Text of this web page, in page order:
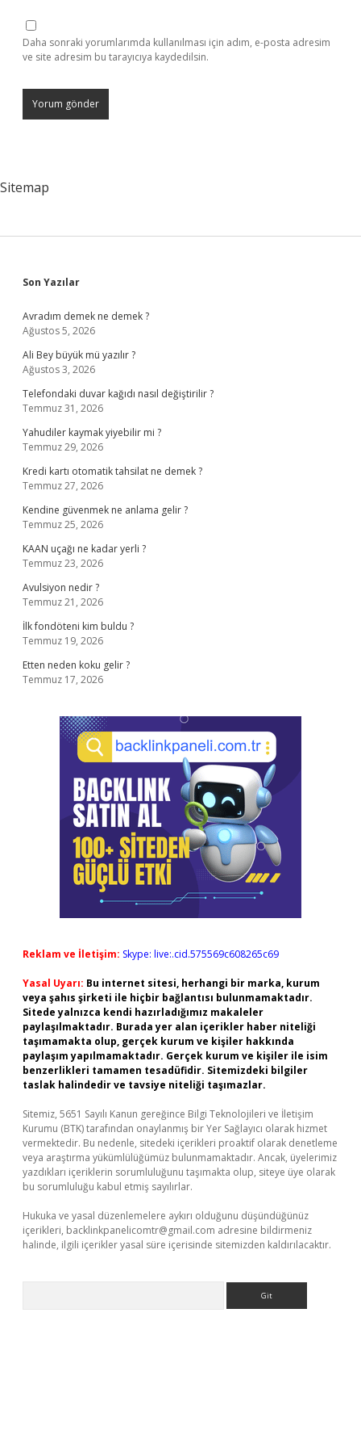
Daha sonraki yorumlarımda kullanılması için adım, e-posta adresim
ve site adresim bu tarayıcıya kaydedilsin.
Sitemap
Sidebar
Son Yazılar
Avradım demek ne demek ?
Ağustos 5, 2026
Ali Bey büyük mü yazılır ?
Ağustos 3, 2026
Telefondaki duvar kağıdı nasıl değiştirilir ?
Temmuz 31, 2026
Yahudiler kaymak yiyebilir mi ?
Temmuz 29, 2026
Kredi kartı otomatik tahsilat ne demek ?
Temmuz 27, 2026
Kendine güvenmek ne anlama gelir ?
Temmuz 25, 2026
KAAN uçağı ne kadar yerli ?
Temmuz 23, 2026
Avulsiyon nedir ?
Temmuz 21, 2026
İlk fondöteni kim buldu ?
Temmuz 19, 2026
Etten neden koku gelir ?
Temmuz 17, 2026
Reklam ve İletişim: Skype: live:.cid.575569c608265c69
Yasal Uyarı: Bu internet sitesi, herhangi bir marka, kurum
veya şahıs şirketi ile hiçbir bağlantısı bulunmamaktadır.
Sitede yalnızca kendi hazırladığımız makaleler
paylaşılmaktadır. Burada yer alan içerikler haber niteliği
taşımamakta olup, gerçek kurum ve kişiler hakkında
paylaşım yapılmamaktadır. Gerçek kurum ve kişiler ile isim
benzerlikleri tamamen tesadüfidir. Sitemizdeki bilgiler
taslak halindedir ve tavsiye niteliği taşımazlar.
Sitemiz, 5651 Sayılı Kanun gereğince Bilgi Teknolojileri ve İletişim
Kurumu (BTK) tarafından onaylanmış bir Yer Sağlayıcı olarak hizmet
vermektedir. Bu nedenle, sitedeki içerikleri proaktif olarak denetleme
veya araştırma yükümlülüğümüz bulunmamaktadır. Ancak, üyelerimiz
yazdıkları içeriklerin sorumluluğunu taşımakta olup, siteye üye olarak
bu sorumluluğu kabul etmiş sayılırlar.
Hukuka ve yasal düzenlemelere aykırı olduğunu düşündüğünüz
içerikleri, backlinkpanelicomtr@gmail.com adresine bildirmeniz
halinde, ilgili içerikler yasal süre içerisinde sitemizden kaldırılacaktır.